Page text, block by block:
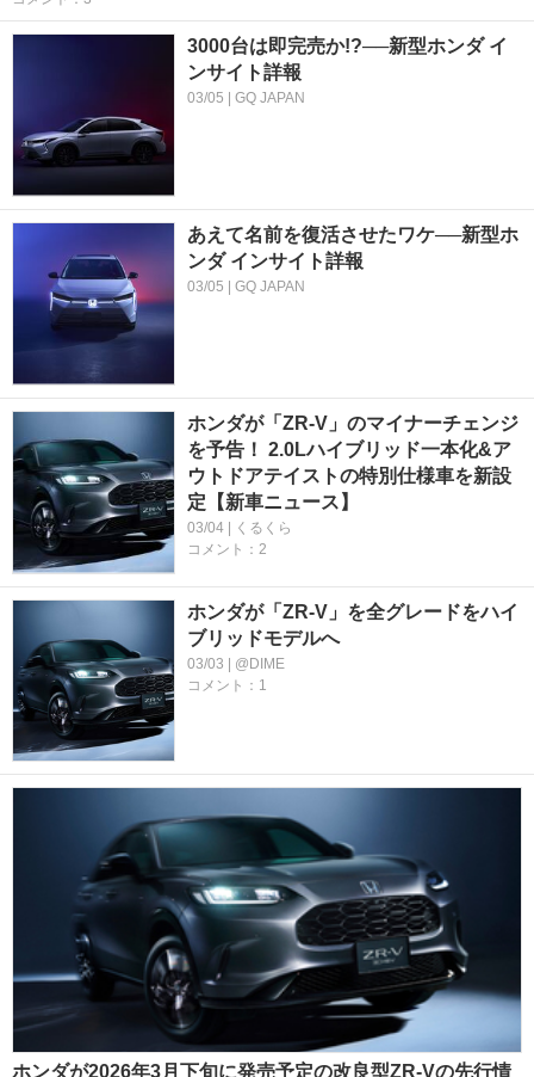
3000台は即完売か!?──新型ホンダ イ
ンサイト詳報
03/05 | GQ JAPAN
あえて名前を復活させたワケ──新型ホ
ンダ インサイト詳報
03/05 | GQ JAPAN
ホンダが「ZR-V」のマイナーチェンジ
を予告！ 2.0Lハイブリッド一本化&ア
ウトドアテイストの特別仕様車を新設
定【新車ニュース】
03/04 | くるくら
コメント：2
ホンダが「ZR-V」を全グレードをハイ
ブリッドモデルへ
03/03 | @DIME
コメント：1
ホンダが2026年3月下旬に発売予定の改良型ZR-Vの先行情